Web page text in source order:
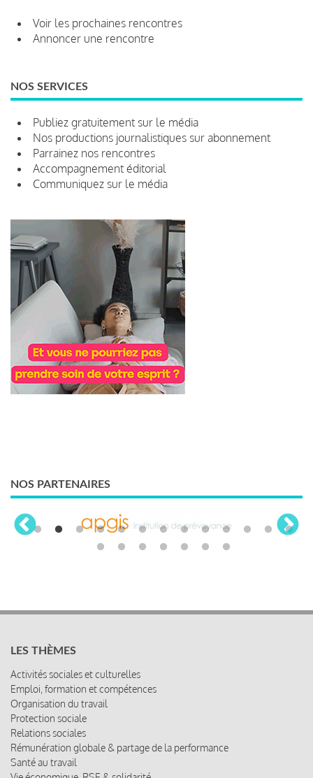
Voir les prochaines rencontres
Annoncer une rencontre
NOS SERVICES
Publiez gratuitement sur le média
Nos productions journalistiques sur abonnement
Parrainez nos rencontres
Accompagnement éditorial
Communiquez sur le média
NOS PARTENAIRES
LES THÈMES
Activités sociales et culturelles
Emploi, formation et compétences
Organisation du travail
Protection sociale
Relations sociales
Rémunération globale & partage de la performance
Santé au travail